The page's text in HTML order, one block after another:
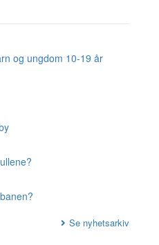
og ungdom 10-19 år
Se nyhetsarkiv